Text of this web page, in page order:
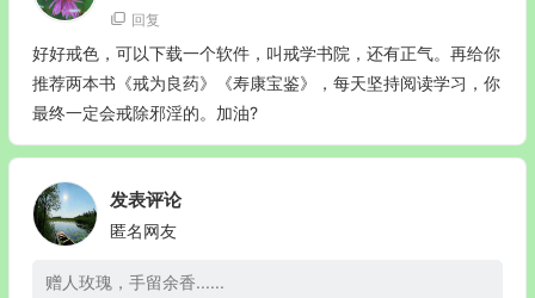
回复
好好戒色，可以下载一个软件，叫戒学书院，还有正气。再给你
推荐两本书《戒为良药》《寿康宝鉴》，每天坚持阅读学习，你
最终一定会戒除邪淫的。加油?
发表评论
匿名网友